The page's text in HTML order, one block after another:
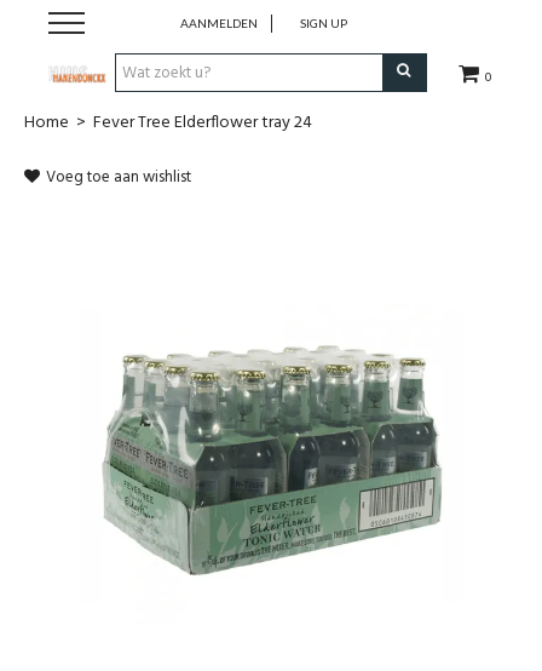
0
AANMELDEN SIGN UP
Wijnen
Verpakking
Alcoholvrije dranken
Koffie 'De Maan'
Home > Fever Tree Elderflower tray 24
Voeg toe aan wishlist